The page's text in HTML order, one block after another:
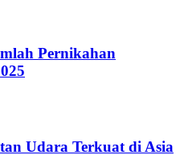
Pernikahan
Udara Terkuat di Asia